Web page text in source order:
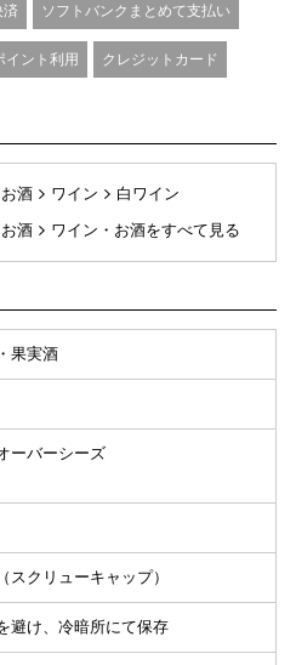
ソフトバンクまとめて支払い
イント利用 クレジットカード
酒 ワイン
白ワイン
酒
ワイン・お酒をすべて見る
果実酒
ーバーシーズ
スクリューキャップ）
避け、冷暗所にて保存